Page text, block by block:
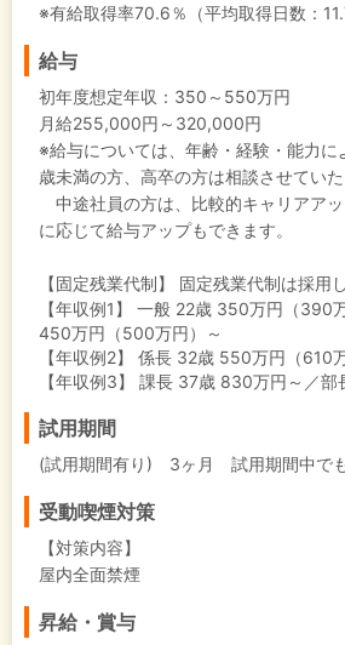
※有給取得率70.6％（平均取得日数：
給与
初年度想定年収： 350～550万円
月給255,000円～320,000円
※給与については、年齢・経験・能力に
歳未満の方、高卒の方は相談させていた
中途社員の方は、比較的キャリアア
に応じて給与アップもできます。
【固定残業代制】
固定残業代制は採用
【年収例1】
一般 22歳 350万円（390
450万円（500万円）～
【年収例2】
係長 32歳 550万円（610
【年収例3】
課長 37歳 830万円～／部
試用期間
(試用期間有り) 3ヶ月 試用期間中でも
受動喫煙対策
【対策内容】
屋内全面禁煙
昇給・賞与